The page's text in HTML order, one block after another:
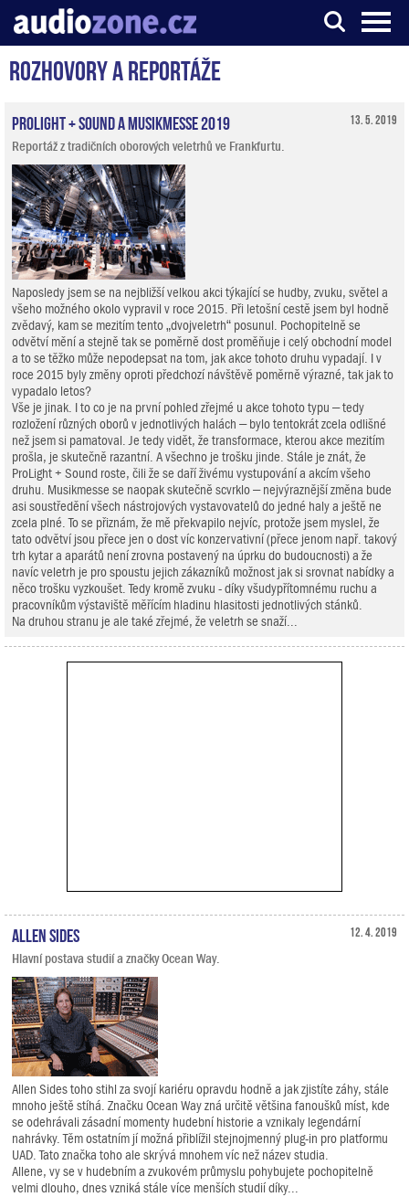
Server o digitálním zpracování zvuku
Rozhovory a reportáže
13. 5. 2019
ProLight + Sound a Musikmesse 2019
Reportáž z tradičních oborových veletrhů ve Frankfurtu.
Naposledy jsem se na nejbližší velkou akci týkající se hudby, zvuku, světel a
všeho možného okolo vypravil v roce 2015. Při letošní cestě jsem byl hodně
zvědavý, kam se mezitím tento „dvojveletrh“ posunul. Pochopitelně se
odvětví mění a stejně tak se poměrně dost proměňuje i celý obchodní model
a to se těžko může nepodepsat na tom, jak akce tohoto druhu vypadají. I v
roce 2015 byly změny oproti předchozí návštěvě poměrně výrazné, tak jak to
vypadalo letos?
Vše je jinak. I to co je na první pohled zřejmé u akce tohoto typu – tedy
rozložení různých oborů v jednotlivých halách – bylo tentokrát zcela odlišné
než jsem si pamatoval. Je tedy vidět, že transformace, kterou akce mezitím
prošla, je skutečně razantní. A všechno je trošku jinde. Stále je znát, že
ProLight + Sound roste, čili že se daří živému vystupování a akcím všeho
druhu. Musikmesse se naopak skutečně scvrklo – nejvýraznější změna bude
asi soustředění všech nástrojových vystavovatelů do jedné haly a ještě ne
zcela plné. To se přiznám, že mě překvapilo nejvíc, protože jsem myslel, že
tato odvětví jsou přece jen o dost víc konzervativní (přece jenom např. takový
trh kytar a aparátů není zrovna postavený na úprku do budoucnosti) a že
navíc veletrh je pro spoustu jejich zákazníků možnost jak si srovnat nabídky a
něco trošku vyzkoušet. Tedy kromě zvuku - díky všudypřítomnému ruchu a
pracovníkům výstaviště měřícím hladinu hlasitosti jednotlivých stánků.
Na druhou stranu je ale také zřejmé, že veletrh se snaží...
12. 4. 2019
Allen Sides
Hlavní postava studií a značky Ocean Way.
Allen Sides toho stihl za svojí kariéru opravdu hodně a jak zjistíte záhy, stále
mnoho ještě stíhá. Značku Ocean Way zná určitě většina fanoušků míst, kde
se odehrávali zásadní momenty hudební historie a vznikaly legendární
nahrávky. Těm ostatním jí možná přiblížil stejnojmenný plug-in pro platformu
UAD. Tato značka toho ale skrývá mnohem víc než název studia.
Allene, vy se v hudebním a zvukovém průmyslu pohybujete pochopitelně
velmi dlouho, dnes vzniká stále více menších studií díky...